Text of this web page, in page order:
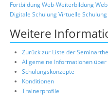
FortbildungWeb-Weiterbildung
Digitale SchulungVirtuelle Schulung
Weitere
Zurück zur Liste der
Allgemeine Informationen über
Schulungskonzepte
Konditionen
Trainerprofile